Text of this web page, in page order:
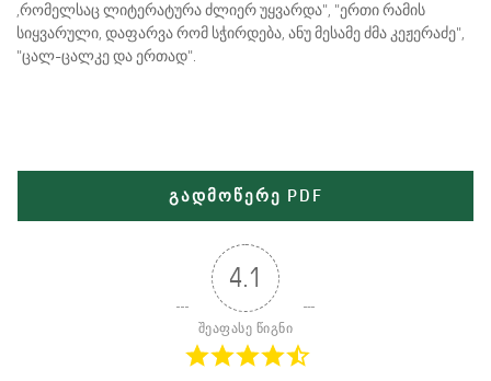
,რომელსაც ლიტერატურა ძლიერ უყვარდა", "ერთი რამის
სიყვარული, დაფარვა რომ სჭირდება, ანუ მესამე ძმა კეჟერაძე",
"ცალ-ცალკე და ერთად".
გადმოწერე PDF
4.1
შეაფასე წიგნი